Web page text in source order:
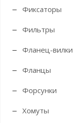
Фиксаторы
Фильтры
Фланец-вилки
Фланцы
Форсунки
Хомуты